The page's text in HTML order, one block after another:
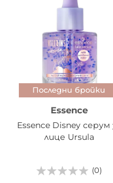
Последни бройки
Essence
Essence Disney серум
лице Ursula
(0)